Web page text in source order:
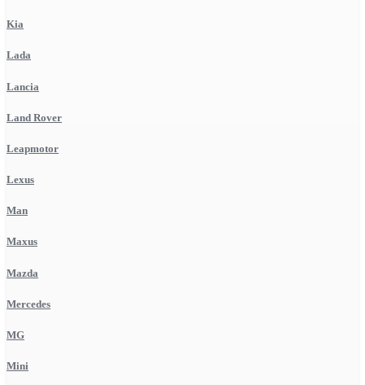
Kia
Lada
Lancia
Land Rover
Leapmotor
Lexus
Man
Maxus
Mazda
Mercedes
MG
Mini